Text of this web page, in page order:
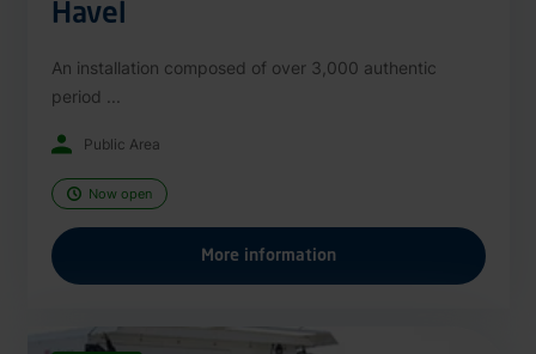
Havel
An installation composed of over 3,000 authentic
period ...
Public Area
Now open
More information